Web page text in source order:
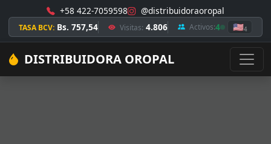
+58 422-7059598 @distribuidoraoropal
TASA BCV: Bs. 757,54 Visitas: 4.806 Activos:4 🇺🇸4
DISTRIBUIDORA OROPAL